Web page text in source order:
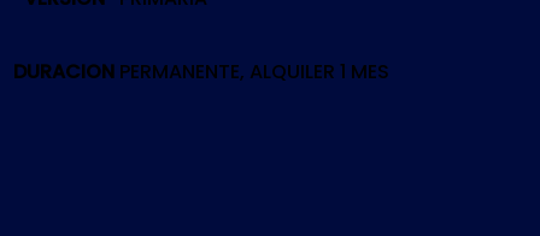
cantidad
DURACION PERMANENTE, ALQUILER 1 MES